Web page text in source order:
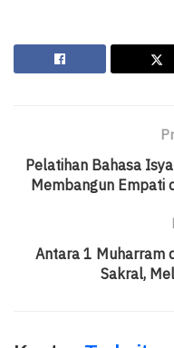
Pelatihan Bahasa
Membangun Empati
Antara 1 Muharram
Sakral,